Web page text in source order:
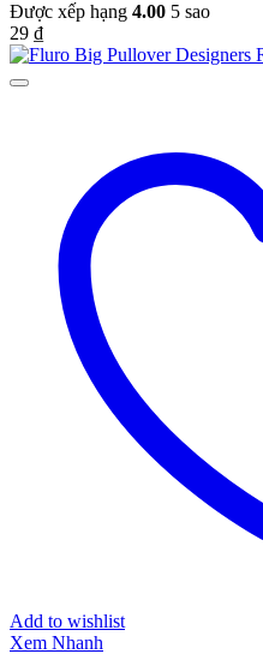
Được xếp hạng 4.00 5 sao
29 ₫
Add to wishlist
Xem Nhanh